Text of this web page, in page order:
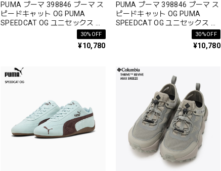
PUMA プーマ 398846 プーマ ス
ピードキャット OG PUMA
SPEEDCAT OG ユニセックス ベ
30%OFF
¥10,780
PUMA プーマ 398846 プーマ ス
ピードキャット OG PUMA
SPEEDCAT OG ユニセックス ベ
30%OFF
¥10,780